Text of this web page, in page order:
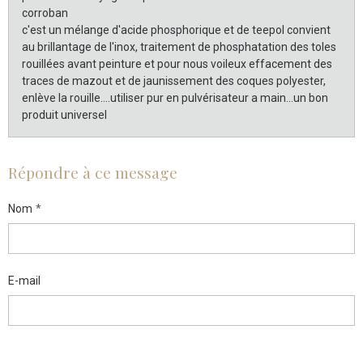
corroban
c'est un mélange d'acide phosphorique et de teepol convient
au brillantage de l'inox, traitement de phosphatation des toles
rouillées avant peinture et pour nous voileux effacement des
traces de mazout et de jaunissement des coques polyester,
enlève la rouille....utiliser pur en pulvérisateur a main...un bon
produit universel
Répondre à ce message
Nom
E-mail